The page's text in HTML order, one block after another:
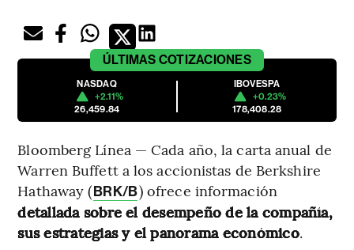
ÚLTIMAS COTIZACIONES
NASDAQ
+2.11%
26,459.84
IBOVESPA
+0.23%
178,408.28
Bloomberg Línea — Cada año, la carta anual de
Warren Buffett a los accionistas de Berkshire
Hathaway (BRK/B) ofrece información
detallada sobre el desempeño de la compañía,
sus estrategias y el panorama económico.